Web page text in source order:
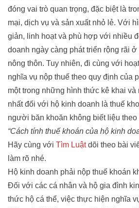
đóng vai trò quan trọng, đặc biệt là
mại, dịch vụ và sản xuất nhỏ lẻ. Với
giản, linh hoạt và phù hợp với nhiều
doanh ngày càng phát triển rộng rãi ở
nông thôn. Tuy nhiên, đi cùng với
nghĩa vụ nộp thuế theo quy định của
một trong những hình thức kê khai và
nhất đối với hộ kinh doanh là thuế
người băn khoăn không biết liệu theo
“Cách tính thuế khoán của hộ kinh
Hãy cùng với Tìm Luậtdõi theo bài
làm rõ nhé.
Hộ kinh doanh phải nộp thuế khoán
Đối với các cá nhân và hộ gia đình
thức hộ cá thể, việc thực hiện nghĩa